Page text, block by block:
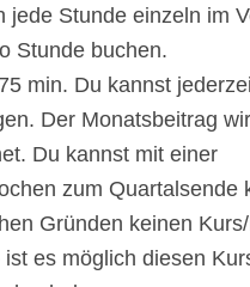
jede Stunde einzeln im
Stunde buchen.
min. Du kannst
Der Monatsbeitrag
Du kannst mit einer
zum Quartalsende
Gründen keinen
es möglich diesen